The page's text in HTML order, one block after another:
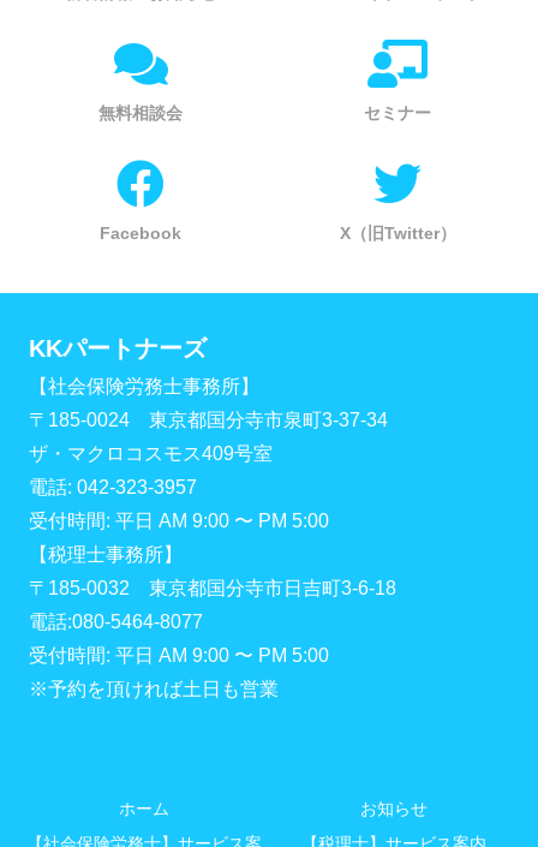
無料相談会 セミナー
Facebook X（旧Twitter）
KKパートナーズ
【社会保険労務士事務所】
〒185-0024 東京都国分寺市泉町3-37-34
ザ・マクロコスモス409号室
電話: 042-323-3957
受付時間: 平日 AM 9:00 〜 PM 5:00
【税理士事務所】
〒185-0032 東京都国分寺市日吉町3-6-18
電話:080-5464-8077
受付時間: 平日 AM 9:00 〜 PM 5:00
※予約を頂ければ土日も営業
ホーム
お知らせ
【社会保険労務士】サービス案
【税理士】サービス案内